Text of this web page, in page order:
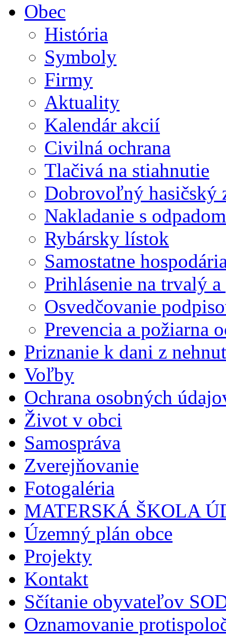
Obec
História
Symboly
Firmy
Aktuality
Kalendár akcií
Civilná ochrana
Tlačivá na stiahnutie
Dobrovoľný hasičský
Nakladanie s odpadom
Rybársky lístok
Samostatne
Prihlásenie na trvalý
Osvedčovanie
Prevencia a požiarna
Priznanie k dani z
Voľby
Ochrana osobných
Život v obci
Samospráva
Zverejňovanie
Fotogaléria
MATERSKÁ ŠKOLA
Územný plán obce
Projekty
Kontakt
Sčítanie obyvateľov
Oznamovanie